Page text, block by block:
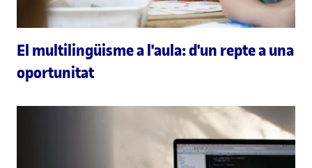
El multilingüisme a l'aula: d'un repte a una
oportunitat